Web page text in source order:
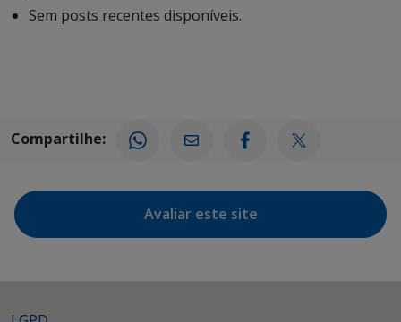
Sem posts recentes disponíveis.
Compartilhe:
Avaliar este site